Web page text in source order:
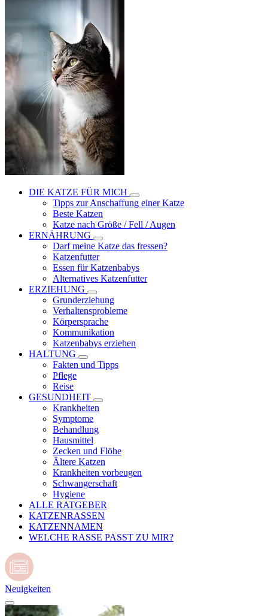
DIE KATZE FÜR MICH
Tipps zur Anschaffung einer Katze
Beste Katzen
Katze nach Größe / Fell / Augen
ERNÄHRUNG
Darf meine Katze das fressen?
Katzenfutter
Essen für Katzenbabys
Alternatives Katzenfutter
ERZIEHUNG
Grunderziehung
Verhaltensprobleme
Körpersprache
Kommunikation
Katzenbabys erziehen
HALTUNG
Fakten und Tipps
Pflege
Reise
GESUNDHEIT
Krankheiten
Symptome
Behandlung
Hausmittel
Zecken und Flöhe
Ältere Katzen
Krankheiten vorbeugen
Schwangerschaft
Hygiene
ALLE RATGEBER
KATZENRASSEN
KATZENNAMEN
WELCHE RASSE PASST ZU MIR?
Neuigkeiten